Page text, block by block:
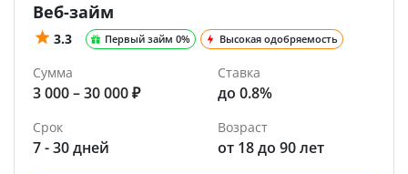
Веб-займ
3.3 Первый займ 0% Высокая одобряемость
Сумма
3 000 – 30 000 ₽
Ставка
до 0.8%
Срок
7 - 30 дней
Возраст
от 18 до 90 лет